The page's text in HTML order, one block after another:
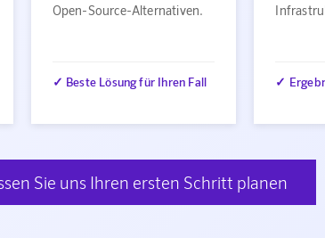
Open-Source-Alternativen.
✓ Beste Lösung für Ihren Fall ✓
Sie uns Ihren ersten Schritt planen